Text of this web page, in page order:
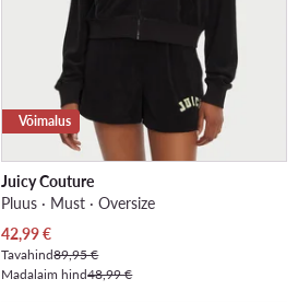
Võimalus
Juicy Couture
Pluus · Must · Oversize
Praegune hind
42,99€
Tavahind89,95 €
Madalaim hind48,99 €